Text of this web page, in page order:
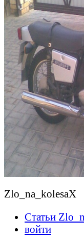
Zlo_na_kolesaX
Статьи
войти